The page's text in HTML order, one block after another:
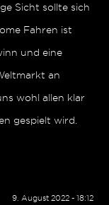
Sicht sollte sich
Fahren ist
und eine
an
wohl allen klar
gespielt wird.
9. August 2022 - 18:12